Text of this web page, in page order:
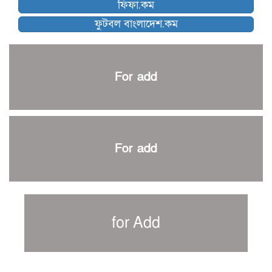
নেইমারকে নিয়েই বিশ্বকাপে ব্রাজিলের প্রাথমিক স্কোয়াড
আর্জেন্টিনার ৫৫ সদস্যের প্রাথমিক দল ঘোষণা
পাকিস্তানের বিপক্ষে ঐতিহাসিক জয়ে ক্রীড়া প্রতিমন্ত্রীর অভিনন্দন
শান্ত-মুমিনুলদের ব্যাটে প্রথম দিন বাংলাদেশের
প্রচার বিমুখ এক ক্রীড়া অন্তপ্রাণ সংগঠক
নতুন সভাপতি পাচ্ছে ক্রিকেটের আইন প্রণয়নকারী সংস্থা এমসিসি
সাফের হ্যাটট্রিক মিশনে থাইল্যান্ডের পথে আফঈদারা
বায়ার্নকে বিদায় করে ফাইনালে পিএসজি
ফিফা.কম
ফুটবল বাংলাদেশ.কম
For add
For add
for Add